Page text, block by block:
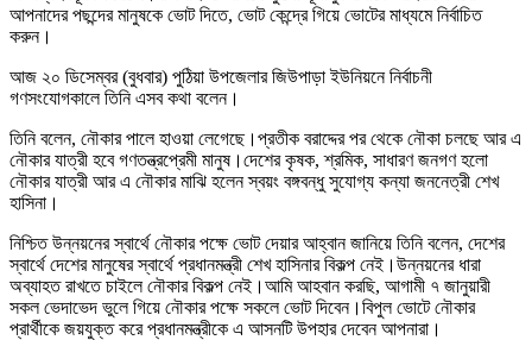
আপনাদের পছন্দের মানুষকে ভোট দিতে, ভোট কেন্দ্রে গিয়ে ভোটের মাধ্যমে নির্বাচিত
করুন।
আজ ২০ ডিসেম্বর (বুধবার) পুঠিয়া উপজেলার জিউপাড়া ইউনিয়নে নির্বাচনী
গণসংযোগকালে তিনি এসব কথা বলেন।
তিনি বলেন, নৌকার পালে হাওয়া লেগেছে।প্রতীক বরাদ্দের পর থেকে নৌকা চলছে আর এ
নৌকার যাত্রী হবে গণতন্ত্রপ্রেমী মানুষ।দেশের কৃষক, শ্রমিক, সাধারণ জনগণ হলো
নৌকার যাত্রী আর এ নৌকার মাঝি হলেন স্বয়ং বঙ্গবন্ধু সুযোগ্য কন্যা জননেত্রী শেখ
হাসিনা।
নিশ্চিত উন্নয়নের স্বার্থে নৌকার পক্ষে ভোট দেয়ার আহ্বান জানিয়ে তিনি বলেন, দেশের
স্বার্থে দেশের মানুষের স্বার্থে প্রধানমন্ত্রী শেখ হাসিনার বিকল্প নেই।উন্নয়নের ধারা
অব্যাহত রাখতে চাইলে নৌকার বিকল্প নেই।আমি আহবান করছি, আগামী ৭ জানুয়ারী
সকল ভেদাভেদ ভুলে গিয়ে নৌকার পক্ষে সকলে ভোট দিবেন।বিপুল ভোটে নৌকার
প্রার্থীকে জয়যুক্ত করে প্রধানমন্ত্রীকে এ আসনটি উপহার দেবেন আপনারা।